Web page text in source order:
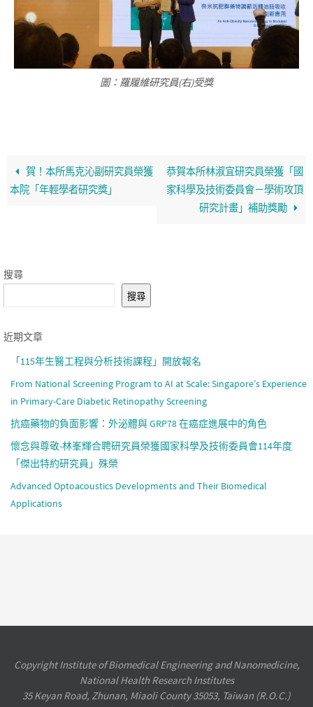
圖：羅履維研究員(右)受獎
賀！本所馬克沁副研究員榮獲
本院「年輕學者研究獎」
恭賀本所林淑宜研究員榮獲「國
家科學及技術委員會－學術攻頂
研究計畫」補助獎勵
搜尋
搜尋
近期文章
「115年生醫工程與分析技術課程」開放報名
From National Screening Program to AI at Scale: Singapore’s Experience
in Primary-Care Diabetic Retinopathy Screening
抗癌藥物的負面影響：外泌體與 GRP78 在癌症進展中的角色
懷念與尊敬-林峯輝合聘研究員榮獲國家科學及技術委員會114年度
「傑出特約研究員」殊榮
Advanced Optoacoustics Developments and Their Biomedical
Applications
Copyright Institute of Biomedical Engineering and Nanomedicine,
National Health Research Institutes
35 Keyan Road, Zhunan, Miaoli County 35053, Taiwan (R.O.C.)